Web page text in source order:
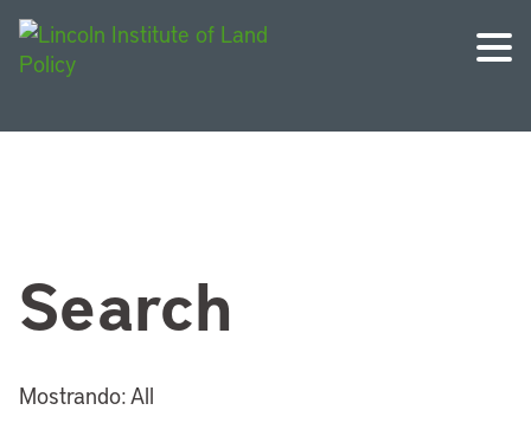
Search
Mostrando: All